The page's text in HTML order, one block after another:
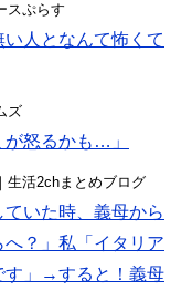
スぷらす
い人となんて怖くて
ズ
怒るかも…」
生活2chまとめブログ
ていた時、義母から
？」私「イタリア
す」→すると！義母